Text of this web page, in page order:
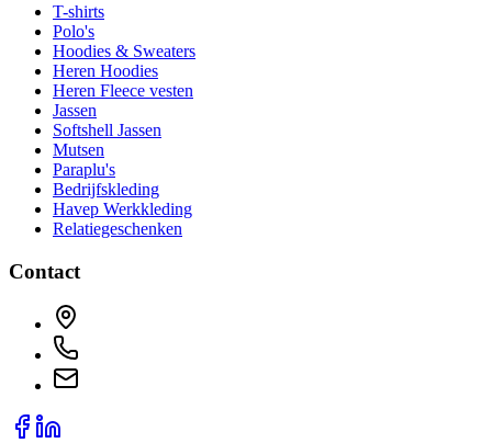
T-shirts
Polo's
Hoodies & Sweaters
Heren Hoodies
Heren Fleece vesten
Jassen
Softshell Jassen
Mutsen
Paraplu's
Bedrijfskleding
Havep Werkkleding
Relatiegeschenken
Contact